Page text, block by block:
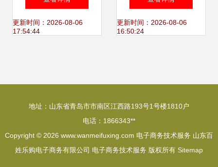
电子商务技术服务
更新时间：2026-08-06
17:54:44
网电视“业界良
更新时间：2026-08-06
16:50:24
地址：山东省青岛市市南区江西路193号1号楼1810户
电话：1866343**
Copyright © 2026 www.wanmeifuxing.com 电子商务技术服务 山东百
姓乐购电子商务有限公司 电子商务技术服务 版权所有 Sitemap